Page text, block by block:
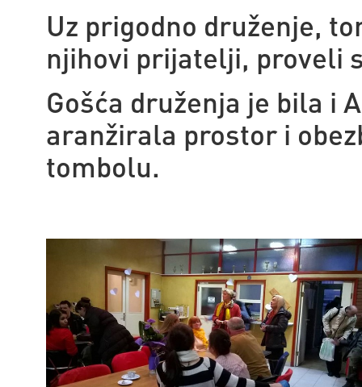
Uz prigodno druženje,
njihovi prijatelji, proveli
Gošća druženja je bila i
aranžirala prostor i
tombolu.